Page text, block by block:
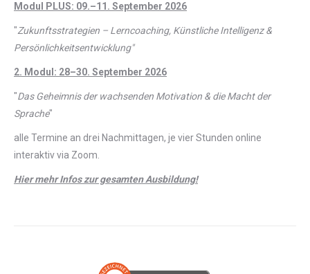
Modul PLUS: 09.–11. September 2026
"Zukunftsstrategien – Lerncoaching, Künstliche Intelligenz &
Persönlichkeitsentwicklung"
2. Modul: 28–30. September 2026
"Das Geheimnis der wachsenden Motivation & die Macht der
Sprache"
alle Termine an drei Nachmittagen, je vier Stunden online
interaktiv via Zoom.
Hier mehr Infos zur gesamten Ausbildung!